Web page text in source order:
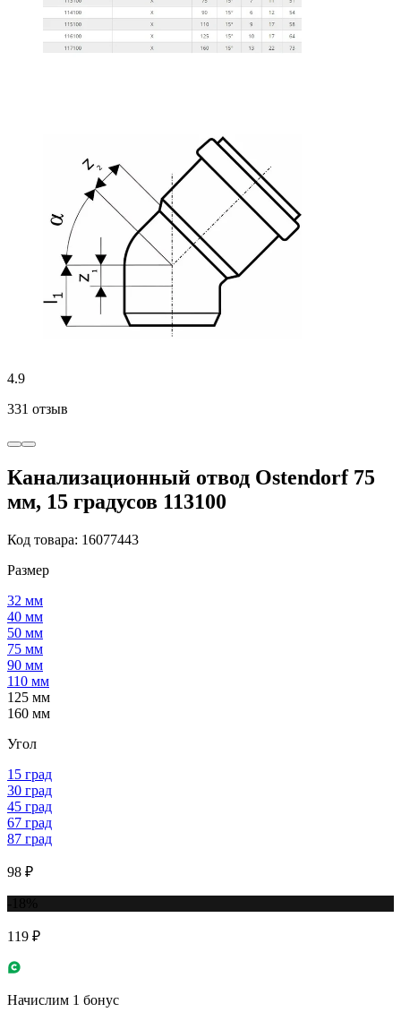
4.9
331 отзыв
Канализационный отвод Ostendorf 75
мм, 15 градусов 113100
Код товара: 16077443
Размер
32 мм
40 мм
50 мм
75 мм
90 мм
110 мм
125 мм
160 мм
Угол
15 град
30 град
45 град
67 град
87 град
98 ₽
119 ₽
Начислим 1 бонус